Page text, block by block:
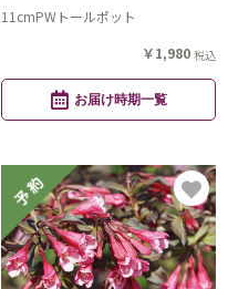
11cmPWトールポット
￥1,980 税込
お届け時期一覧